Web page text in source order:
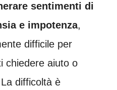
sentimenti di
e impotenza,
difficile per
chiedere aiuto o
difficoltà è